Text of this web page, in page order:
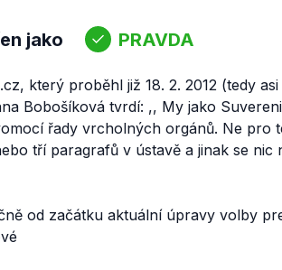
jako PRAVDA
který proběhl již 18. 2. 2012 (tedy
Bobošíková tvrdí: ,, My jako
řady vrcholných orgánů. Ne pro
tří paragrafů v ústavě a jinak se nic
od začátku aktuální úpravy volby